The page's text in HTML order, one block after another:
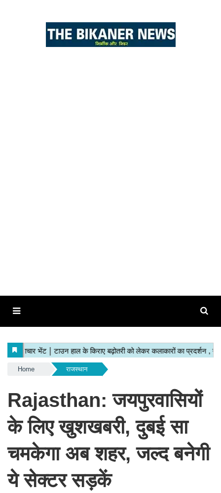
Home राजस्थान
Rajasthan: जयपुरवासियों
के लिए खुशखबरी, दुबई सा
चमकेगा अब शहर, जल्द बनेगी
ये सेक्टर सड़कें